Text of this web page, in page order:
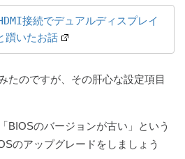
接続でデュアルディスプレイ
躓いたお話
たのですが、その肝心な設定項目
BIOSのバージョンが古い」という
のアップグレードをしましょう